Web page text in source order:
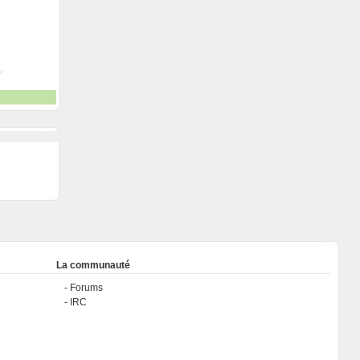
La communauté
Forums
IRC